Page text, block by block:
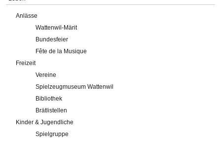
Anlässe
Wattenwil-Märit
Bundesfeier
Fête de la Musique
Freizeit
Vereine
Spielzeugmuseum Wattenwil
Bibliothek
Brätlistellen
Kinder & Jugendliche
Spielgruppe